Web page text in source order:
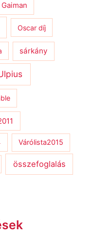
Oscar díj
sárkány
Várólista2015
összefoglalás